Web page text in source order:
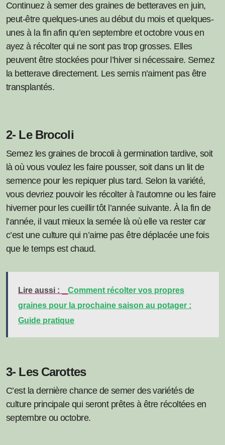
Continuez à semer des graines de betteraves en juin,
peut-être quelques-unes au début du mois et quelques-
unes à la fin afin qu’en septembre et octobre vous en
ayez à récolter qui ne sont pas trop grosses. Elles
peuvent être stockées pour l’hiver si nécessaire. Semez
la betterave directement. Les semis n’aiment pas être
transplantés.
2- Le Brocoli
Semez les graines de brocoli à germination tardive, soit
là où vous voulez les faire pousser, soit dans un lit de
semence pour les repiquer plus tard. Selon la variété,
vous devriez pouvoir les récolter à l’automne ou les faire
hiverner pour les cueillir tôt l’année suivante. À la fin de
l’année, il vaut mieux la semée là où elle va rester car
c’est une culture qui n’aime pas être déplacée une fois
que le temps est chaud.
Lire aussi :
Comment récolter vos propres
graines pour la prochaine saison au potager :
Guide pratique
3- Les Carottes
C’est la dernière chance de semer des variétés de
culture principale qui seront prêtes à être récoltées en
septembre ou octobre.